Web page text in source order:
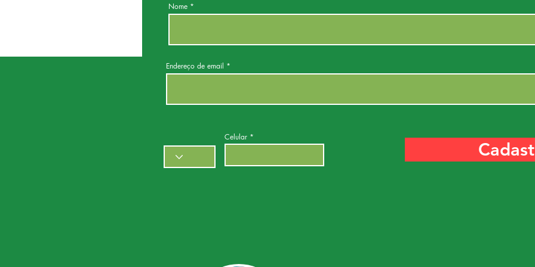
Nome
Endereço de email
Celular